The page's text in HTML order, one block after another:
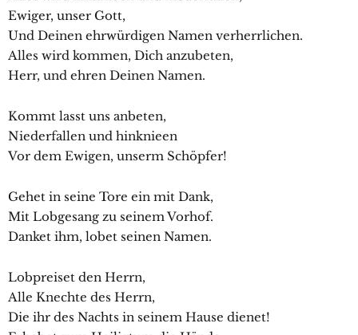
Ewiger, unser Gott,
Und Deinen ehrwürdigen Namen verherrlichen.
Alles wird kommen, Dich anzubeten,
Herr, und ehren Deinen Namen.
Kommt lasst uns anbeten,
Niederfallen und hinknieen
Vor dem Ewigen, unserm Schöpfer!
Gehet in seine Tore ein mit Dank,
Mit Lobgesang zu seinem Vorhof.
Danket ihm, lobet seinen Namen.
Lobpreiset den Herrn,
Alle Knechte des Herrn,
Die ihr des Nachts in seinem Hause dienet!